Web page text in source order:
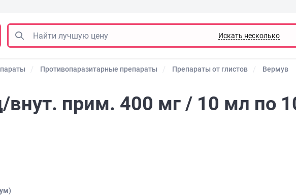
Искать несколько
Противопаразитарные препараты Препараты от глистов Вермув
внут. прим. 400 мг / 10 мл по